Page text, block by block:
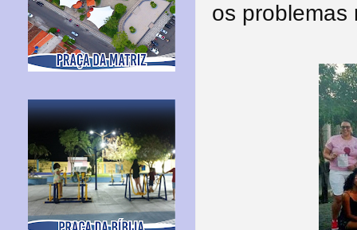
os problemas